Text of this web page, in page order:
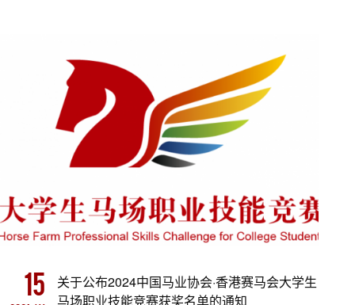
15
关于公布2024中国马业协会·香港赛马会大学生
马场职业技能竞赛获奖名单的通知